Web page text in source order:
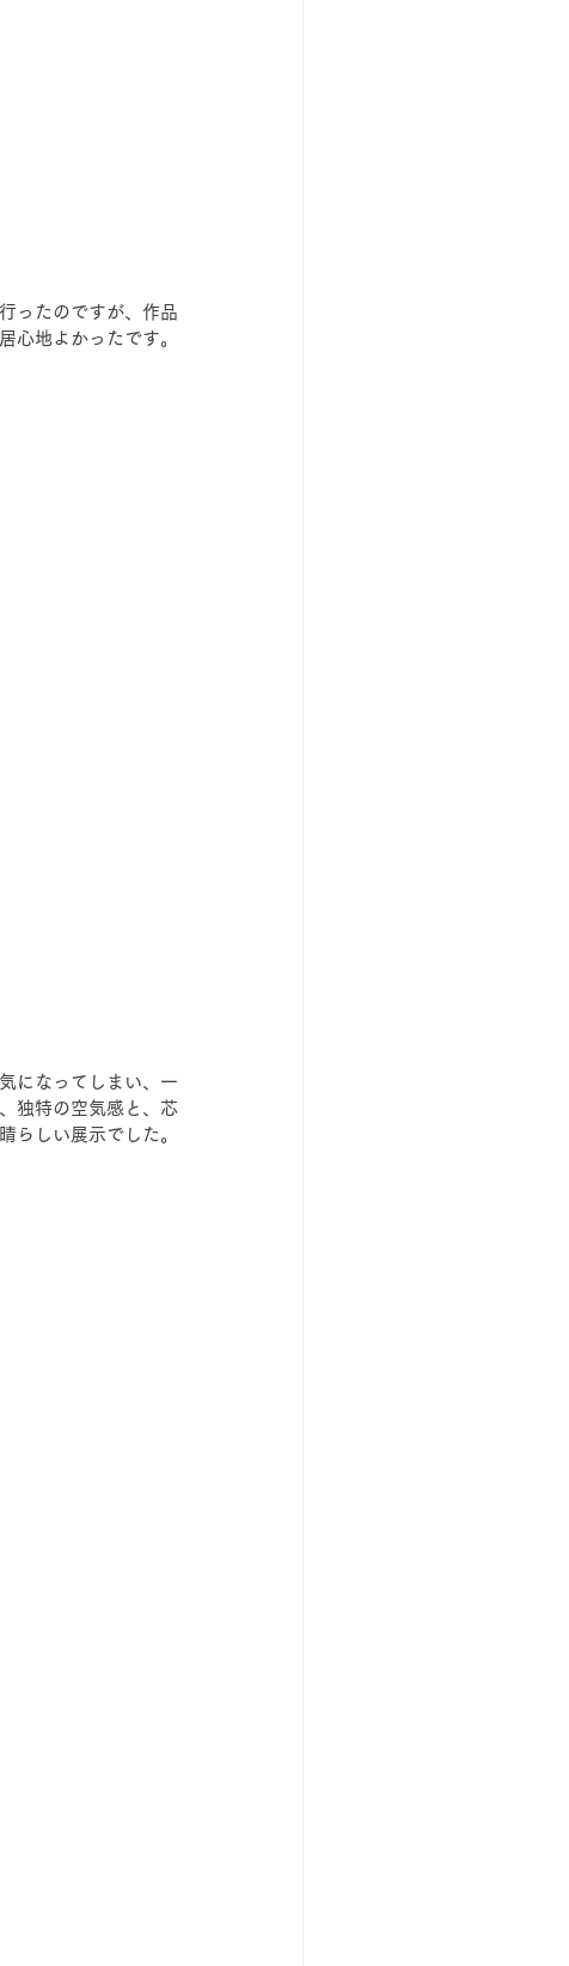
ったのですが、作品
心地よかったです。
になってしまい、一
独特の空気感と、芯
らしい展示でした。